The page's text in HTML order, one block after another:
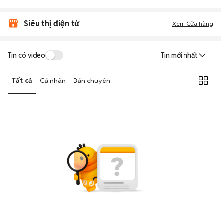
Siêu thị điện tử Xem Cửa hàng
Tin có video Tin mới nhất
Tất cả Cá nhân Bán chuyên